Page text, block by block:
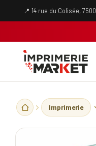
📍 14 rue du Colisée,
Imprimerie